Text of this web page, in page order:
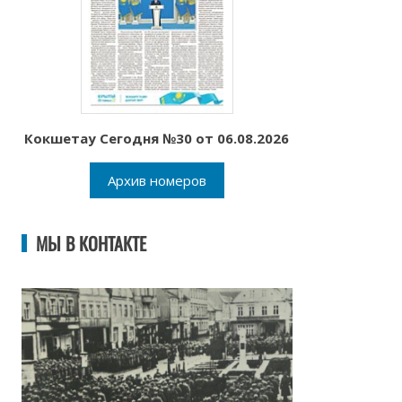
Кокшетау Сегодня №30 от 06.08.2026
Архив номеров
МЫ В КОНТАКТЕ